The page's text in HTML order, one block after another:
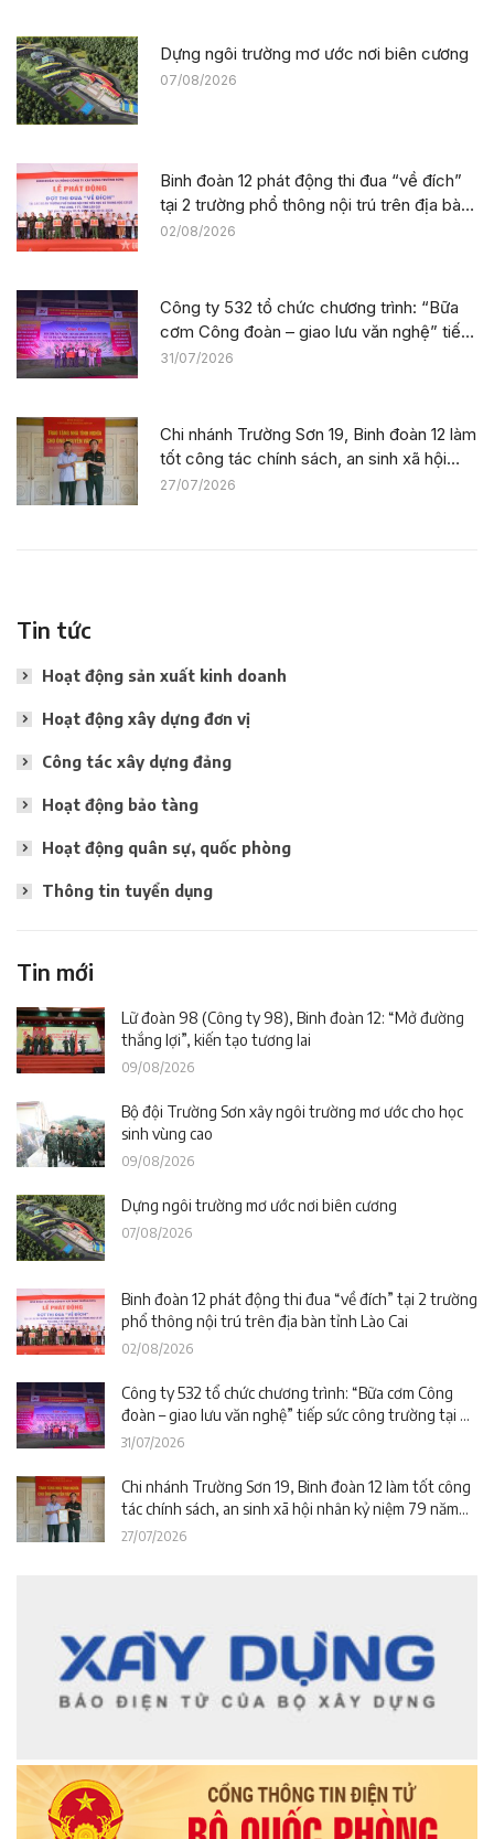
Dựng ngôi trường mơ ước nơi biên cương
07/08/2026
Binh đoàn 12 phát động thi đua “về đích”
tại 2 trường phổ thông nội trú trên địa bàn
tỉnh Lào Cai
02/08/2026
Công ty 532 tổ chức chương trình: “Bữa
cơm Công đoàn – giao lưu văn nghệ” tiếp
sức công trường tại dự án Trường phổ
31/07/2026
Chi nhánh Trường Sơn 19, Binh đoàn 12 làm
tốt công tác chính sách, an sinh xã hội
nhân kỷ niệm 79 năm Ngày Thương binh –
27/07/2026
Tin tức
Hoạt động sản xuất kinh doanh
Hoạt động xây dựng đơn vị
Công tác xây dựng đảng
Hoạt động bảo tàng
Hoạt động quân sự, quốc phòng
Thông tin tuyển dụng
Tin mới
Lữ đoàn 98 (Công ty 98), Binh đoàn 12: “Mở đường
thắng lợi”, kiến tạo tương lai
09/08/2026
Bộ đội Trường Sơn xây ngôi trường mơ ước cho học
sinh vùng cao
09/08/2026
Dựng ngôi trường mơ ước nơi biên cương
07/08/2026
Binh đoàn 12 phát động thi đua “về đích” tại 2 trường
phổ thông nội trú trên địa bàn tỉnh Lào Cai
02/08/2026
Công ty 532 tổ chức chương trình: “Bữa cơm Công
đoàn – giao lưu văn nghệ” tiếp sức công trường tại dự
án Trường phổ thông nội trú liên cấp La Êê (TP. Đà
31/07/2026
Chi nhánh Trường Sơn 19, Binh đoàn 12 làm tốt công
tác chính sách, an sinh xã hội nhân kỷ niệm 79 năm
Ngày Thương binh – Liệt sĩ
27/07/2026